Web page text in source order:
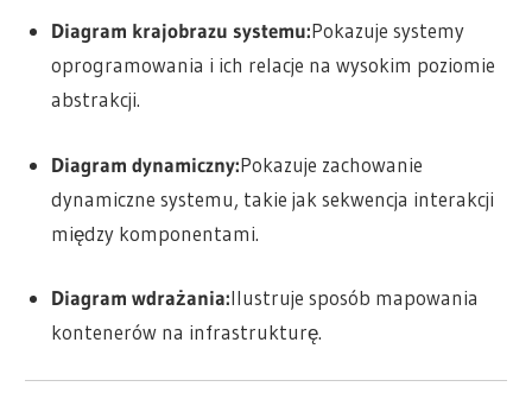
Diagram krajobrazu systemu:Pokazuje systemy
oprogramowania i ich relacje na wysokim poziomie
abstrakcji.
Diagram dynamiczny:Pokazuje zachowanie
dynamiczne systemu, takie jak sekwencja interakcji
między komponentami.
Diagram wdrażania:Ilustruje sposób mapowania
kontenerów na infrastrukturę.